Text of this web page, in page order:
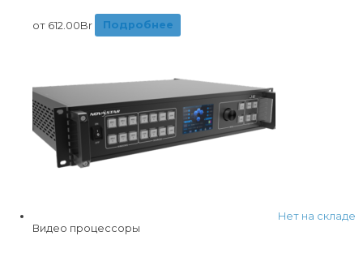
от 612.00Br Подробнее
Нет на складе
Видео процессоры